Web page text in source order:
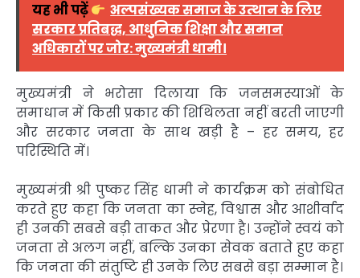
यह भी पढ़ें
अल्पसंख्यक समाज के उत्थान के लिए
सरकार प्रतिबद्ध, आधुनिक शिक्षा और समान
अधिकारों पर जोर: मुख्यमंत्री धामी।
मुख्यमंत्री ने भरोसा दिलाया कि जनसमस्याओं के
समाधान में किसी प्रकार की शिथिलता नहीं बरती जाएगी
और सरकार जनता के साथ खड़ी है – हर समय, हर
परिस्थिति में।
मुख्यमंत्री श्री पुष्कर सिंह धामी ने कार्यक्रम को संबोधित
करते हुए कहा कि जनता का स्नेह, विश्वास और आशीर्वाद
ही उनकी सबसे बड़ी ताकत और प्रेरणा है। उन्होंने स्वयं को
जनता से अलग नहीं, बल्कि उनका सेवक बताते हुए कहा
कि जनता की संतुष्टि ही उनके लिए सबसे बड़ा सम्मान है।